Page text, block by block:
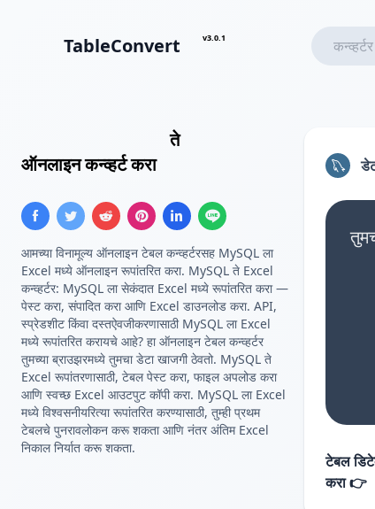
TableConvert v3.0.1
ते
ऑनलाइन कन्व्हर्ट करा
आमच्या विनामूल्य ऑनलाइन टेबल कन्व्हर्टरसह MySQL ला
Excel मध्ये ऑनलाइन रूपांतरित करा. MySQL ते Excel
कन्व्हर्टर: MySQL ला सेकंदात Excel मध्ये रूपांतरित करा —
पेस्ट करा, संपादित करा आणि Excel डाउनलोड करा. API,
स्प्रेडशीट किंवा दस्तऐवजीकरणासाठी MySQL ला Excel
मध्ये रूपांतरित करायचे आहे? हा ऑनलाइन टेबल कन्व्हर्टर
तुमच्या ब्राउझरमध्ये तुमचा डेटा खाजगी ठेवतो. MySQL ते
Excel रूपांतरणासाठी, टेबल पेस्ट करा, फाइल अपलोड करा
आणि स्वच्छ Excel आउटपुट कॉपी करा. MySQL ला Excel
मध्ये विश्वसनीयरित्या रूपांतरित करण्यासाठी, तुम्ही प्रथम
टेबलचे पुनरावलोकन करू शकता आणि नंतर अंतिम Excel
निकाल निर्यात करू शकता.
टेबल
करा 👉